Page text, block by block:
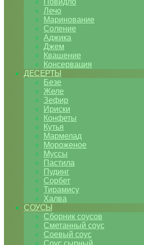
Повидло
Лечо
Маринование
Соление
Аджика
Джем
Квашение
Консервация
ДЕСЕРТЫ
Безе
Желе
Зефир
Ириски
Конфеты
Кутья
Мармелад
Мороженое
Муссы
Пастила
Пудинг
Сорбет
Тирамису
Халва
СОУСЫ
Сборник соусов
Сметанный соус
Соевый соус
Соус сырный